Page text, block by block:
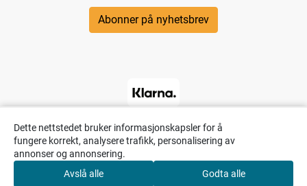
Dette nettstedet bruker informasjonskapsler for å
fungere korrekt, analysere trafikk, personalisering av
annonser og annonsering.
Avslå alle
Godta alle
Abonner på nyhetsbrev